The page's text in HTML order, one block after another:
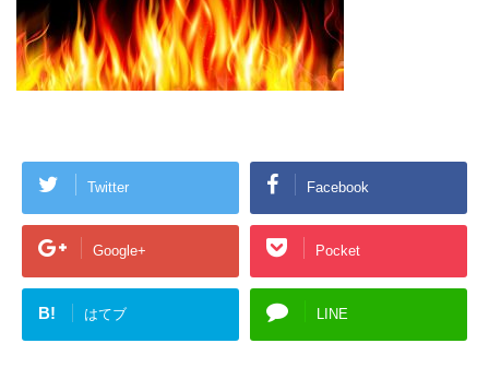
Twitter Facebook
Google+ Pocket
B! はてブ LINE